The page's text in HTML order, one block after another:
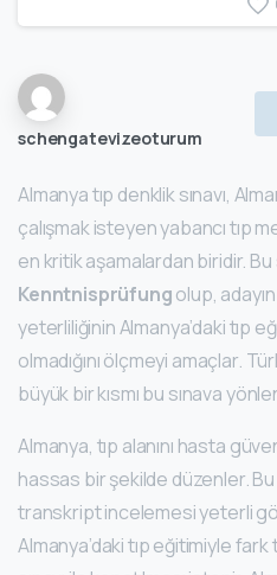
schengatevizeoturum
Almanya tıp denklik sınavı,
çalışmak isteyen yabancı tıp
en kritik aşamalardan biridir. Bu
Kenntnisprüfungolup,
yeterliliğinin Almanya’daki tıp
olmadığını ölçmeyi amaçlar.
büyük bir kısmı bu sınava
Almanya, tıp alanını hasta
hassas bir şekilde düzenler.
transkript incelemesi yeterli
Almanya’daki tıp eğitimiyle